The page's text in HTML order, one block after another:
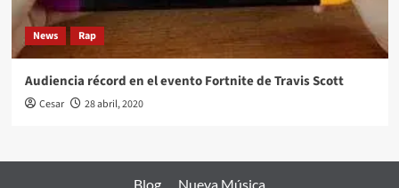
News Rap
Audiencia récord en el evento Fortnite de Travis Scott
Cesar 28 abril, 2020
Blog Nueva Música